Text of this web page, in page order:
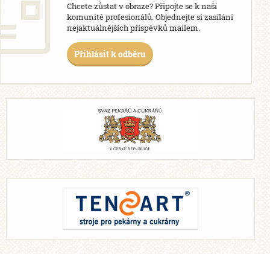
Chcete zůstat v obraze? Připojte se k naší
komunitě profesionálů. Objednejte si zasílání
nejaktuálnějších příspěvků mailem.
Přihlásit k odběru